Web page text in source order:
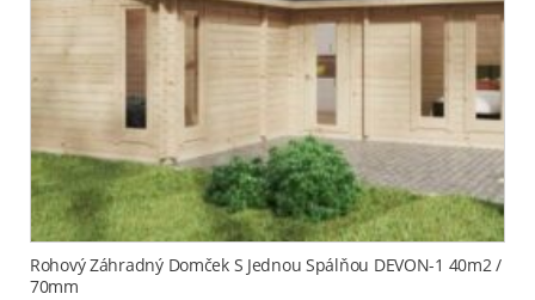
Rohový Záhradný Domček S Jednou Spálňou DEVON-1 40m2 /
70mm